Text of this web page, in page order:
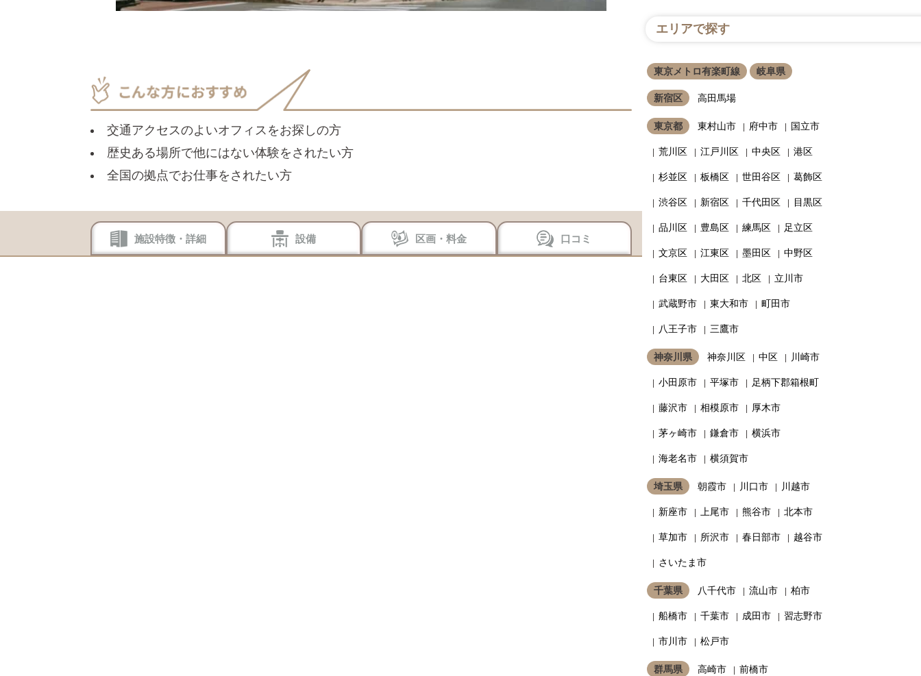
交通アクセスのよいオフィスをお探しの方
歴史ある場所で他にはない体験をされたい方
全国の拠点でお仕事をされたい方
施設特徴・詳細 設備 区画・料金 口コミ
エリアで探す
東京メトロ有楽町線 岐阜県
新宿区 高田馬場
東京都 東村山市 府中市 国立市
荒川区 江戸川区 中央区 港区
杉並区 板橋区 世田谷区 葛飾区
渋谷区 新宿区 千代田区 目黒区
品川区 豊島区 練馬区 足立区
文京区 江東区 墨田区 中野区
台東区 大田区 北区 立川市
武蔵野市 東大和市 町田市
八王子市 三鷹市
神奈川県 神奈川区 中区 川崎市
小田原市 平塚市 足柄下郡箱根町
藤沢市 相模原市 厚木市
茅ヶ崎市 鎌倉市 横浜市
海老名市 横須賀市
埼玉県 朝霞市 川口市 川越市
新座市 上尾市 熊谷市 北本市
草加市 所沢市 春日部市 越谷市
さいたま市
千葉県 八千代市 流山市 柏市
船橋市 千葉市 成田市 習志野市
市川市 松戸市
群馬県 高崎市 前橋市